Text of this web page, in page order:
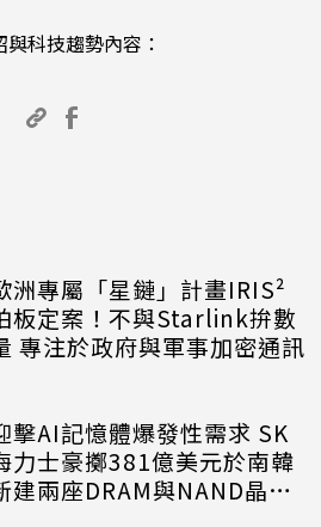
科技趨勢內容：
洲專屬「星鏈」計畫IRIS²
板定案！不與Starlink拚數
專注於政府與軍事加密通訊
擊AI記憶體爆發性需求 SK
力士豪擲381億美元於南韓
建兩座DRAM與NAND晶圓